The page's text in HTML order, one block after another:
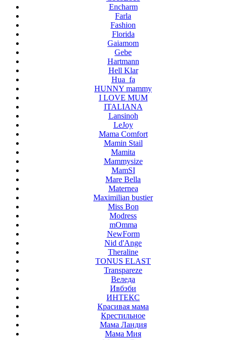
Encharm
Farla
Fashion
Florida
Gaiamom
Gebe
Hartmann
Hell Klar
Hua_fa
HUNNY mammy
I LOVE MUM
ITALIANA
Lansinoh
LeJoy
Mama Comfort
Mamin Stail
Mamita
Mammysize
MamSI
Mare Bella
Maternea
Maximilian bustier
Miss Bon
Modress
mOmma
NewForm
Nid d'Ange
Theraline
TONUS ELAST
Transpareze
Веледа
Ивбэби
ИНТЕКС
Красивая мама
Крестильное
Мама Ландия
Мама Мия